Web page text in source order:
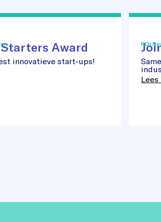
Award
innovatieve start-ups!
RDI
Lees